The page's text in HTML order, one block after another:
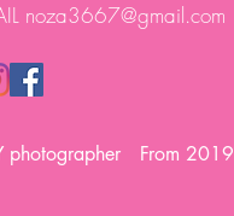
noza3667@gmail.com
photographer From 2019